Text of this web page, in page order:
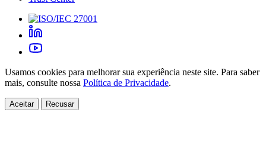
Usamos cookies para melhorar sua experiência neste site. Para saber
mais, consulte nossa Política de Privacidade.
Aceitar Recusar